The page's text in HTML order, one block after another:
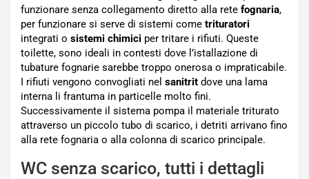
funzionare senza collegamento diretto alla rete fognaria,
per funzionare si serve di sistemi come trituratori
integrati o sistemi chimici per tritare i rifiuti. Queste
toilette, sono ideali in contesti dove l’istallazione di
tubature fognarie sarebbe troppo onerosa o impraticabile.
I rifiuti vengono convogliati nel sanitrit dove una lama
interna li frantuma in particelle molto fini.
Successivamente il sistema pompa il materiale triturato
attraverso un piccolo tubo di scarico, i detriti arrivano fino
alla rete fognaria o alla colonna di scarico principale.
WC senza scarico, tutti i dettagli